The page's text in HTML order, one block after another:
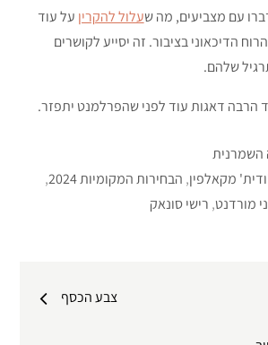
עם מצביעים, מה שעלול להקרין על עוד
הדיכאוני בציבור. זה יסייע לקושרים
שלהם.
הרבה דאגות עוד לפני שהפרלמנט יתפזר.
השמרנית
מקאלפין, הבחירות המקומיות 2024
,
מורדנט, רישי סונאק
צבע הכסף